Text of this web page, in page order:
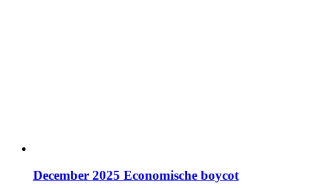
December 2025 Economische boycot